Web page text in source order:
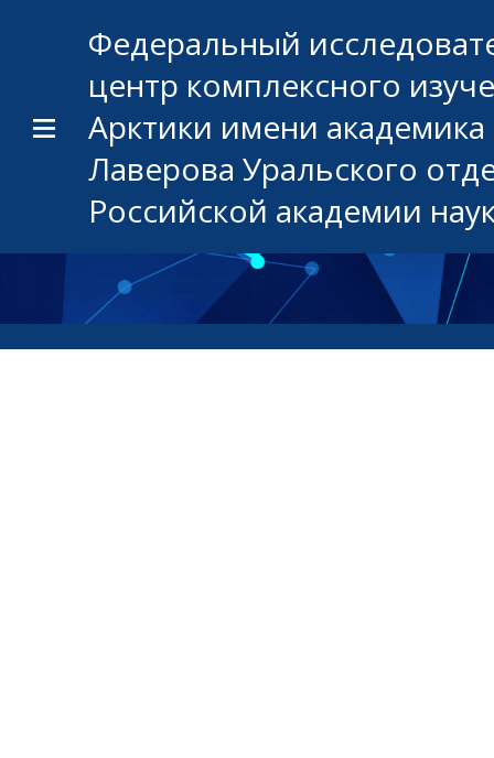
Федеральный
центр комплексного
Арктики имени
Лаверова Уральского
Российской академии